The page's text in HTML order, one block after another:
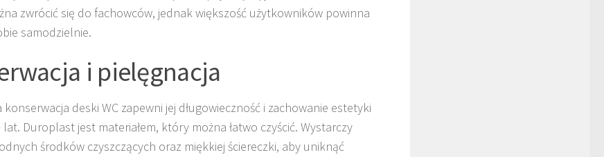
zwrócić się do fachowców, jednak większość użytkowników powinna
samodzielnie.
i pielęgnacja
konserwacja deski WC zapewni jej długowieczność i zachowanie estetyki
lat. Duroplast jest materiałem, który można łatwo czyścić. Wystarczy
środków czyszczących oraz miękkiej ściereczki, aby uniknąć